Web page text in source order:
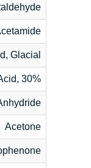
Glacial
30%
Acetone